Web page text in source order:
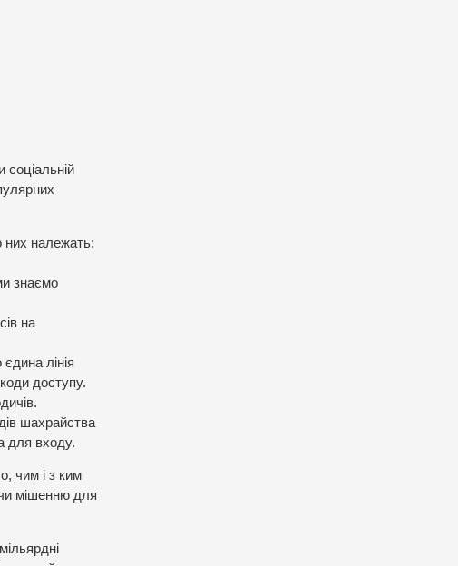
соціальній
них належать:
знаємо
на
лінія
доступу.
шахрайства
для входу.
чим і з ким
мішенню для